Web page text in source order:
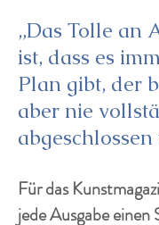
„Das Tolle an
ist, dass es
Plan gibt, der
aber nie
Für das
jede Ausgabe einen